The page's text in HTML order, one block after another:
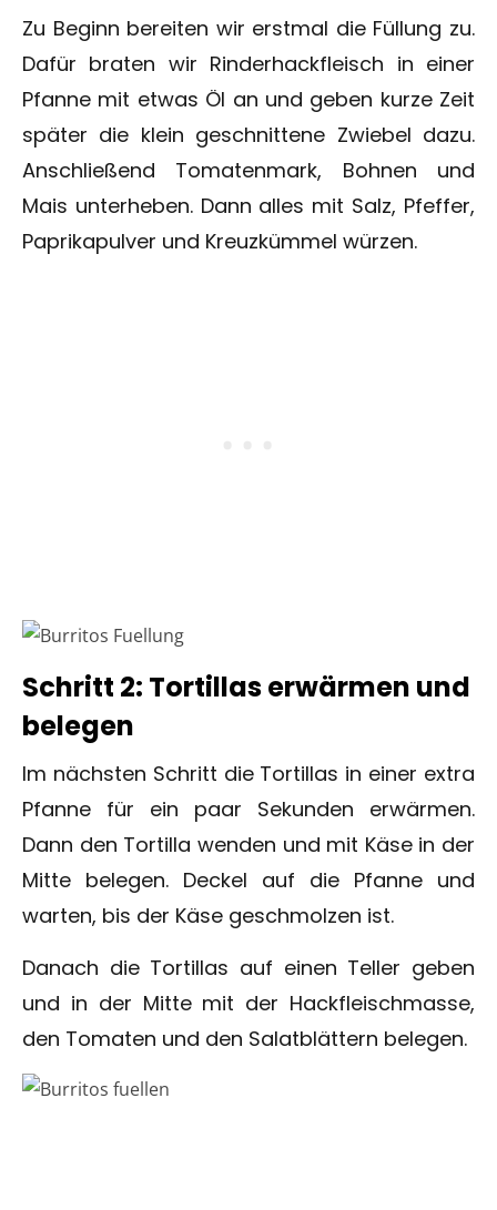
Zu Beginn bereiten wir erstmal die Füllung zu.
Dafür braten wir Rinderhackfleisch in einer
Pfanne mit etwas Öl an und geben kurze Zeit
später die klein geschnittene Zwiebel dazu.
Anschließend Tomatenmark, Bohnen und
Mais unterheben. Dann alles mit Salz, Pfeffer,
Paprikapulver und Kreuzkümmel würzen.
Schritt 2: Tortillas erwärmen und
belegen
Im nächsten Schritt die Tortillas in einer extra
Pfanne für ein paar Sekunden erwärmen.
Dann den Tortilla wenden und mit Käse in der
Mitte belegen. Deckel auf die Pfanne und
warten, bis der Käse geschmolzen ist.
Danach die Tortillas auf einen Teller geben
und in der Mitte mit der Hackfleischmasse,
den Tomaten und den Salatblättern belegen.